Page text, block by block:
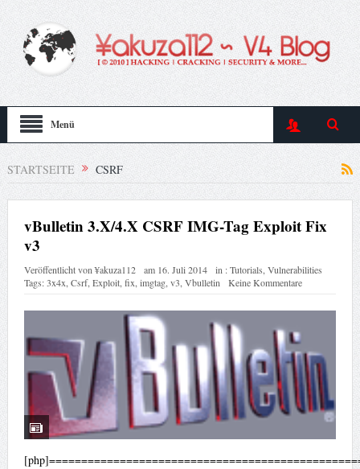
Menü
STARTSEITE CSRF
vBulletin 3.X/4.X CSRF IMG-Tag Exploit Fix
v3
Veröffentlicht von¥akuza112 am 16. Juli 2014 in :Tutorials Vulnerabilities
Tags:3x4x Csrf, Exploit, fix imgtag, v3 Vbulletin Keine Kommentare